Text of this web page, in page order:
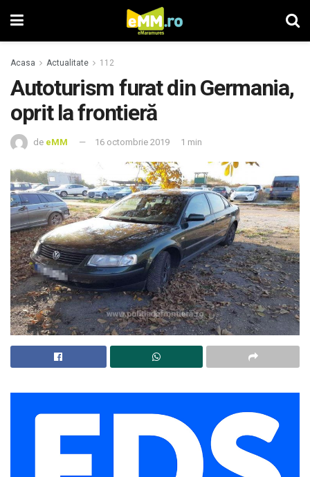
Acasa Actualitate 112
Autoturism furat din Germania,
oprit la frontieră
de eMM 16 octombrie 2019 1 min